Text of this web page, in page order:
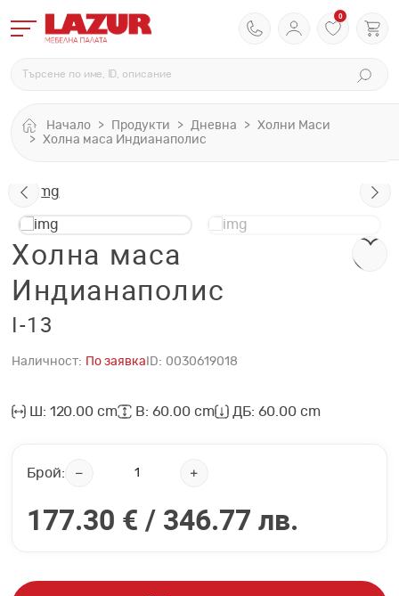
0
Начало Продукти Дневна
Холни Маси
Холна маса Индианаполис
Холна маса
Индианаполис
I-13
Наличност: По заявка ID: 0030619018
Ш: 120.00 cm В: 60.00 cm ДБ: 60.00 cm
Брой:
177.30 € / 346.77 лв.